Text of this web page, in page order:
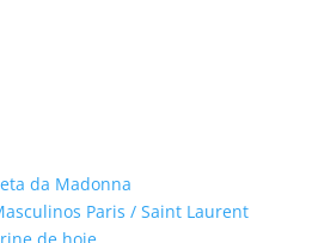
da Madonna
Paris / Saint Laurent